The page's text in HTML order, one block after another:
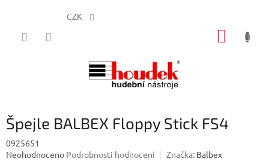
CZK
Špejle BALBEX Floppy Stick FS4
0925651
Průměrné
Neohodnoceno Podrobnosti hodnocení Značka: Balbex